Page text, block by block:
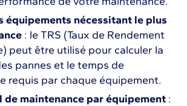
équipements nécessitant le plus
: le TRS (Taux de Rendement
peut être utilisé pour calculer la
pannes et le temps de
requis par chaque équipement.
de maintenance par équipement :